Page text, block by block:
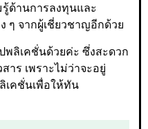
ด้านการลงทุนและ
ๆ จากผู้เชี่ยวชาญอีกด้วย
พลิเคชั่นด้วยค่ะ ซึ่งสะดวก
าร เพราะไม่ว่าจะอยู่
เคชั่นเพื่อให้ทัน